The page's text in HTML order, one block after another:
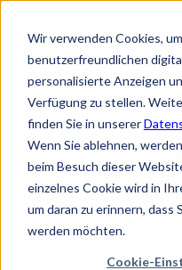
Wir verwenden Cookies,
benutzerfreundlichen
personalisierte Anzeigen
Verfügung zu stellen.
finden Sie in unserer
Wenn Sie ablehnen,
beim Besuch dieser
einzelnes Cookie wird in
um daran zu erinnern, dass
werden möchten.
Cookie-
Statuten:
Die
Genossenschaft
Juni 2026